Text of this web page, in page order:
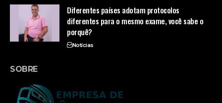
Diferentes países adotam protocolos
diferentes para o mesmo exame, você sabe o
porquê?
Notícias
SOBRE